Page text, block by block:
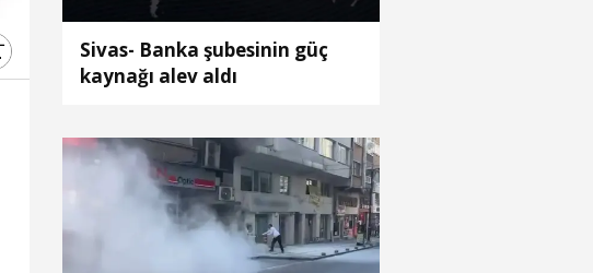
Sivas- Banka şubesinin güç
kaynağı alev aldı